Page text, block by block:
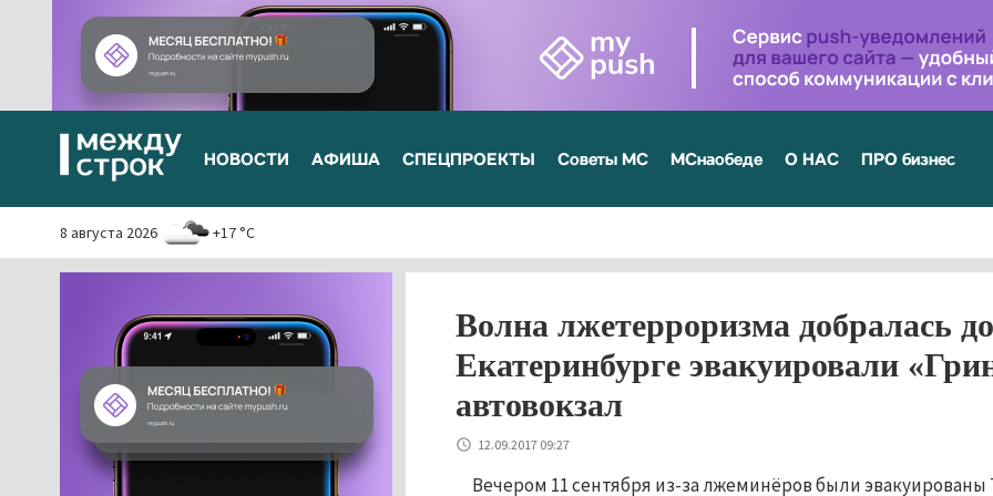
НОВОСТИ АФИША СПЕЦПРОЕКТЫ Советы МС МСнаобеде О НАС ПРО бизнес
8 августа 2026 +17 °C
Волна лжетерроризма добралась
Екатеринбурге эвакуировали
автовокзал
12.09.2017 09:27
Вечером 11 сентября из-за лжеминёров были